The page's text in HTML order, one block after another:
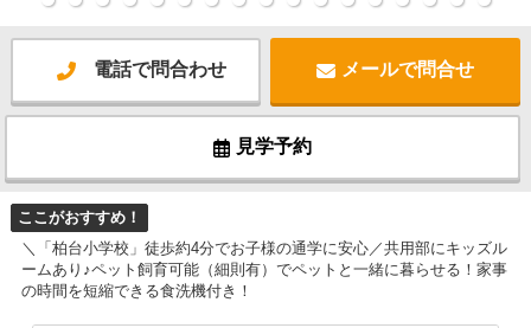
電話で問合わせ メールで問合せ
見学予約
ここがおすすめ！
＼「柏台小学校」徒歩約4分でお子様の通学に安心／共用部にキッズル
ームあり♪ペット飼育可能（細則有）でペットと一緒に暮らせる！家事
の時間を短縮できる食洗機付き！